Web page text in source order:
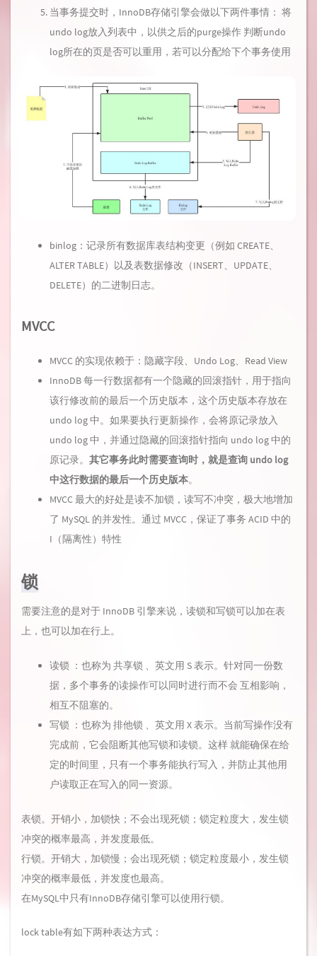
当事务提交时，InnoDB存储引擎会做以下两件事情： 将
undo log放入列表中，以供之后的purge操作 判断undo
log所在的页是否可以重用，若可以分配给下个事务使用
binlog：记录所有数据库表结构变更（例如 CREATE、
ALTER TABLE）以及表数据修改（INSERT、UPDATE、
DELETE）的二进制日志。
MVCC
MVCC 的实现依赖于：隐藏字段、Undo Log、Read View
InnoDB 每一行数据都有一个隐藏的回滚指针，用于指向
该行修改前的最后一个历史版本，这个历史版本存放在
undo log 中。如果要执行更新操作，会将原记录放入
undo log 中，并通过隐藏的回滚指针指向 undo log 中的
原记录。 其它事务此时需要查询时，就是查询 undo log
中这行数据的最后一个历史版本。
MVCC 最大的好处是读不加锁，读写不冲突，极大地增加
了 MySQL 的并发性。通过 MVCC，保证了事务 ACID 中的
I（隔离性）特性
锁
需要注意的是对于 InnoDB 引擎来说，读锁和写锁可以加在表
上，也可以加在行上。
读锁 ：也称为 共享锁 、英文用 S 表示。针对同一份数
据，多个事务的读操作可以同时进行而不会 互相影响，
相互不阻塞的。
写锁 ：也称为 排他锁 、英文用 X 表示。当前写操作没有
完成前，它会阻断其他写锁和读锁。这样 就能确保在给
定的时间里，只有一个事务能执行写入，并防止其他用
户读取正在写入的同一资源。
表锁。开销小，加锁快；不会出现死锁；锁定粒度大，发生锁
冲突的概率最高，并发度最低。
行锁。开销大，加锁慢；会出现死锁；锁定粒度最小，发生锁
冲突的概率最低，并发度也最高。
在MySQL中只有InnoDB存储引擎可以使用行锁。
lock table有如下两种表达方式：